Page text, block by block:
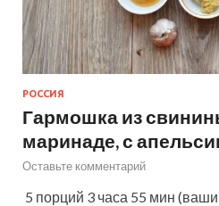
РОССИЯ
Гармошка из
маринаде, с
Оставьте комментарий
5 порций 3 часа 55 мин